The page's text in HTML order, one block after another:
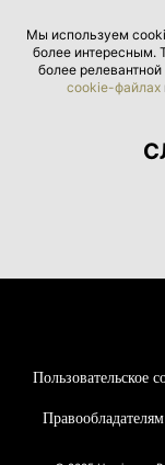
Мы используем
более интересным.
более
cookie-файлах
Пользовательское
Правообладателям